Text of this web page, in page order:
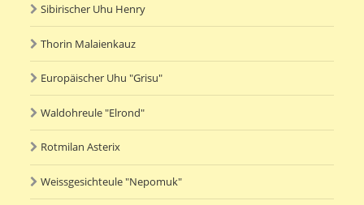
Sibirischer Uhu Henry
Thorin Malaienkauz
Europäischer Uhu "Grisu"
Waldohreule "Elrond"
Rotmilan Asterix
Weissgesichteule "Nepomuk"